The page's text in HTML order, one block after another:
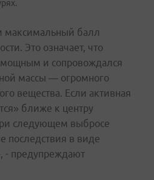
максимальный балл
Это означает, что
и сопровождался
массы — огромного
вещества. Если активная
ближе к центру
следующем выбросе
последствия в виде
- предупреждают